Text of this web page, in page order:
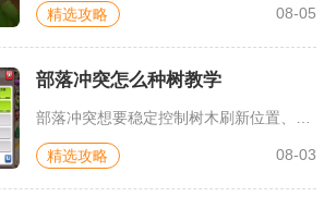
精选攻略 08-05
部落冲突怎么种树教学
精选攻略 08-03